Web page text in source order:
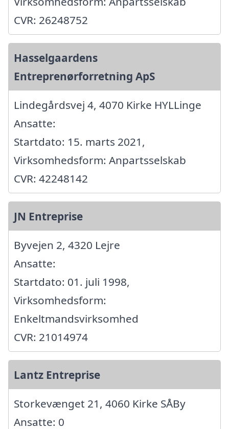
CVR: 26248752
Hasselgaardens
Entreprenørforretning ApS
Lindegårdsvej 4, 4070 Kirke HYLLinge
Ansatte:
Startdato: 15. marts 2021,
Virksomhedsform: Anpartsselskab
CVR: 42248142
JN Entreprise
Byvejen 2, 4320 Lejre
Ansatte:
Startdato: 01. juli 1998,
Virksomhedsform:
Enkeltmandsvirksomhed
CVR: 21014974
Lantz Entreprise
Storkevænget 21, 4060 Kirke SÅBy
Ansatte: 0